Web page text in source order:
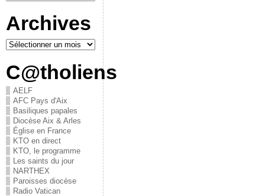
Archives
C@tholiens
AELF
AFC Pays d'Aix
Basiliques papales
Diocèse Aix & Arles
Église en France
KTO en direct
KTO, le programme
Les saints du jour
NARTHEX
Paroisses diocèse
Radio Vatican